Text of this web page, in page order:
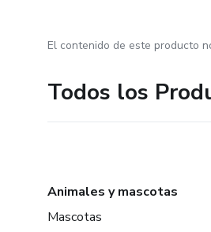
El contenido de este producto
Todos los
Animales y mascotas
Mascotas